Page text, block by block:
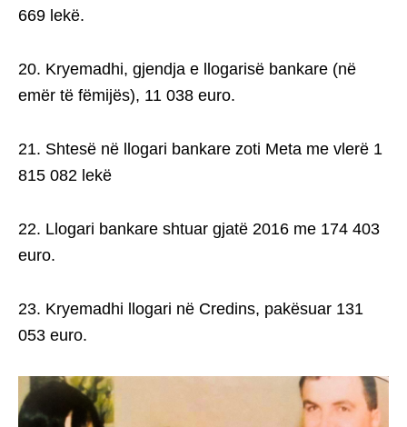
669 lekë.
20. Kryemadhi, gjendja e llogarisë bankare (në
emër të fëmijës), 11 038 euro.
21. Shtesë në llogari bankare zoti Meta me vlerë 1
815 082 lekë
22. Llogari bankare shtuar gjatë 2016 me 174 403
euro.
23. Kryemadhi llogari në Credins, pakësuar 131
053 euro.